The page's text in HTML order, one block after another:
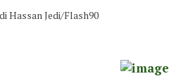
Hassan Jedi/Flash90